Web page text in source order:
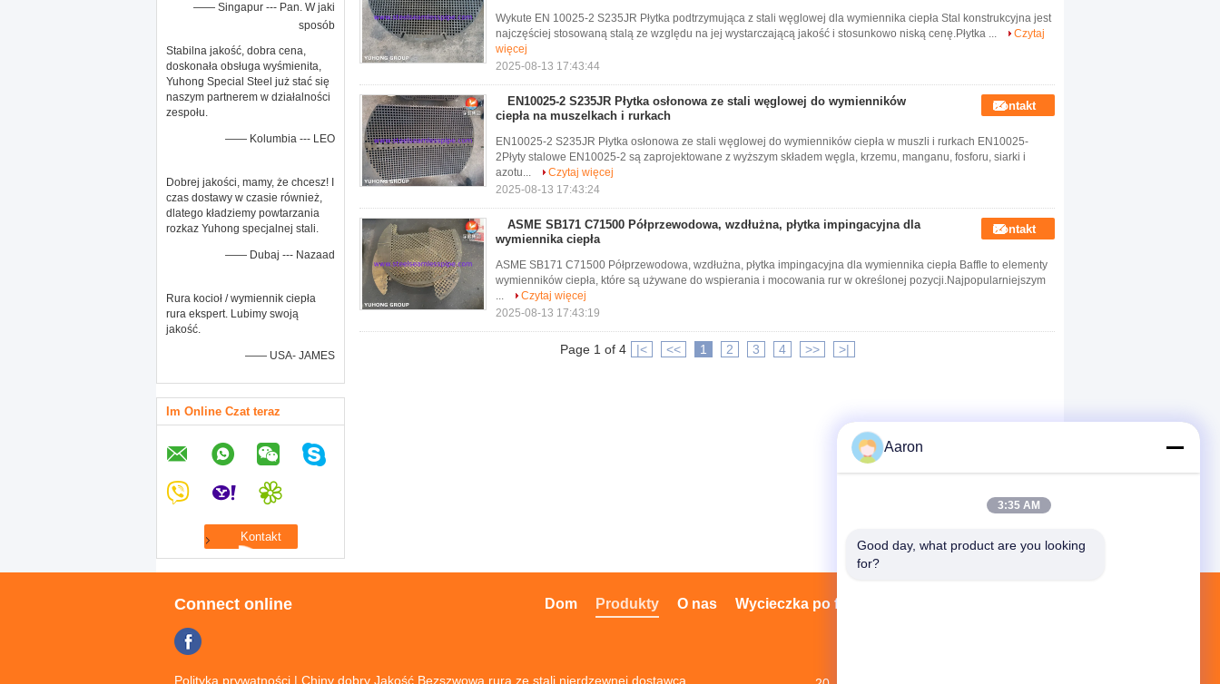
—— Singapur --- Pan. W jaki
sposób
Stabilna jakość, dobra cena,
doskonała obsługa wyśmienita,
Yuhong Special Steel już stać się
naszym partnerem w działalności
zespołu.
—— Kolumbia --- LEO
Dobrej jakości, mamy, że chcesz! I
czas dostawy w czasie również,
dlatego kładziemy powtarzania
rozkaz Yuhong specjalnej stali.
—— Dubaj --- Nazaad
Rura kocioł / wymiennik ciepła
rura ekspert. Lubimy swoją
jakość.
—— USA- JAMES
Im Online Czat teraz
Wykute EN 10025-2 S235JR Płytka podtrzymująca z stali węglowej dla wymiennika ciepła Stal konstrukcyjna jest
najczęściej stosowaną stalą ze względu na jej wystarczającą jakość i stosunkowo niską cenę.Płytka ...
Czytaj
więcej
2025-08-13 17:43:44
EN10025-2 S235JR Płytka osłonowa ze stali węglowej do wymienników
ciepła na muszelkach i rurkach
Kontakt
EN10025-2 S235JR Płytka osłonowa ze stali węglowej do wymienników ciepła w muszli i rurkach EN10025-
2Płyty stalowe EN10025-2 są zaprojektowane z wyższym składem węgla, krzemu, manganu, fosforu, siarki i
azotu...
Czytaj więcej
2025-08-13 17:43:24
ASME SB171 C71500 Półprzewodowa, wzdłużna, płytka impingacyjna dla
wymiennika ciepła
Kontakt
ASME SB171 C71500 Półprzewodowa, wzdłużna, płytka impingacyjna dla wymiennika ciepła Baffle to elementy
wymienników ciepła, które są używane do wspierania i mocowania rur w określonej pozycji.Najpopularniejszym
...
Czytaj więcej
2025-08-13 17:43:19
Page 1 of 4 |< << 1 2 3 4 >> >|
Connect online Wycieczka po fabryce
O nas
Produkty
Dom
Polityka prywatności | Chiny dobry Jakość Bezszwowa rura ze stali nierdzewnej dostawca.
Aaron
3:35 AM
Good day, what product are you looking
for?